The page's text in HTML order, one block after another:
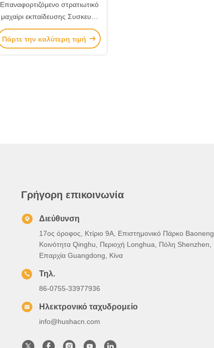
Επαναφορτιζόμενο στρατιωτικό
μαχαίρι εκπαίδευσης Συσκευές
εκπαίδευσης αστυνομικών με
λειτουργία κρούσης
Πάρτε την καλύτερη τιμή
Γρήγορη επικοινωνία
Διεύθυνση
17ος όροφος, Κτίριο 9Α, Επιστημονικό Πάρκο Baoneng,
Κοινότητα Qinghu, Περιοχή Longhua, Πόλη Shenzhen,
Επαρχία Guangdong, Κίνα
Τηλ.
86-0755-33977936
Ηλεκτρονικό ταχυδρομείο
info@hushacn.com